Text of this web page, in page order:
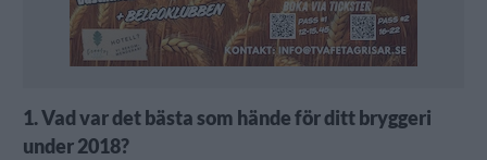
1. Vad var det bästa som hände för ditt bryggeri
under 2018?